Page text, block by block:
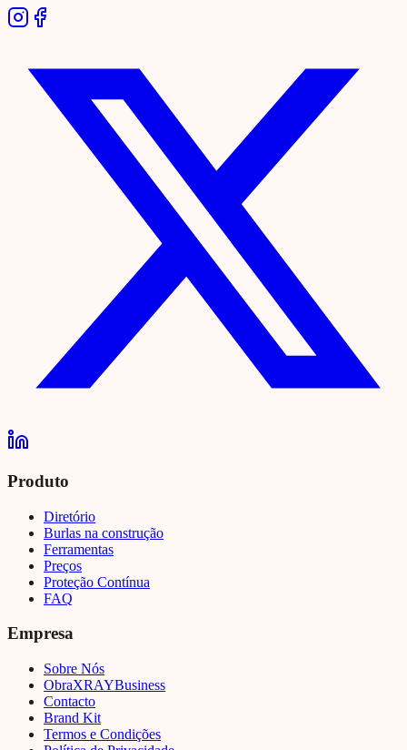
Produto
Diretório
Burlas na construção
Ferramentas
Preços
Proteção Contínua
FAQ
Empresa
Sobre Nós
ObraXRAYBusiness
Contacto
Brand Kit
Termos e Condições